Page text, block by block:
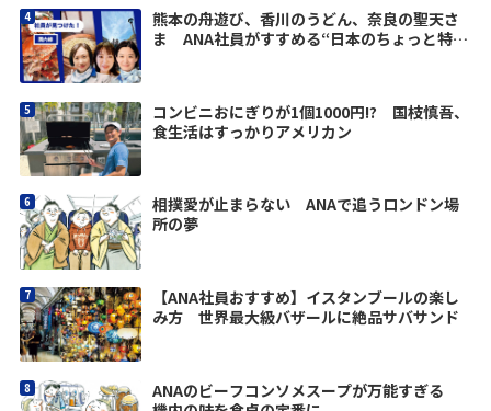
熊本の舟遊び、香川のうどん、奈良の聖天さ
ま ANA社員がすすめる“日本のちょっと特別
コンビニおにぎりが1個1000円!? 国枝慎吾、
食生活はすっかりアメリカン
相撲愛が止まらない ANAで追うロンドン場
所の夢
【ANA社員おすすめ】イスタンブールの楽し
み方 世界最大級バザールに絶品サバサンド
ANAのビーフコンソメスープが万能すぎる